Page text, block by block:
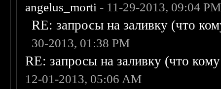
angelus_morti - 11-29-2013, 09:04 PM
RE: запросы на заливку (что
30-2013, 01:38 PM
RE: запросы на заливку (что
12-01-2013, 05:06 AM